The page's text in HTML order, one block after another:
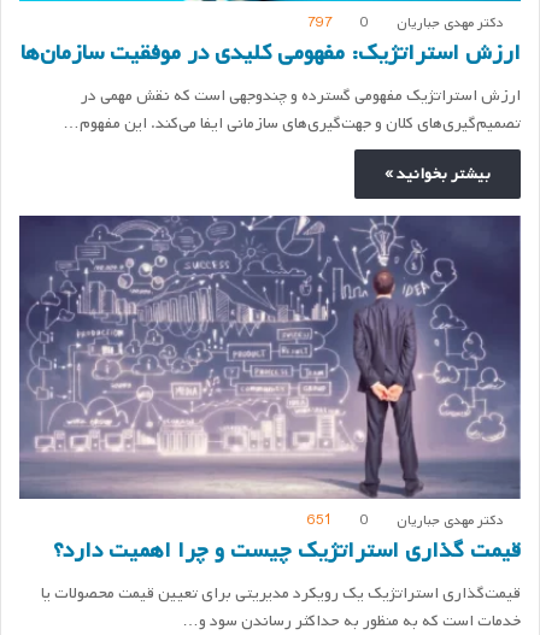
دکتر مهدی جباریان 0
797
ارزش استراتژیک: مفهومی کلیدی در موفقیت سازمان‌ها
ارزش استراتژیک مفهومی گسترده و چندوجهی است که نقش مهمی در
تصمیم‌گیری‌های کلان و جهت‌گیری‌های سازمانی ایفا می‌کند. این مفهوم…
بیشتر بخوانید »
دکتر مهدی جباریان 0
651
قیمت گذاری استراتژیک چیست و چرا اهمیت دارد؟
قیمت‌گذاری استراتژیک یک رویکرد مدیریتی برای تعیین قیمت محصولات یا
خدمات است که به منظور به حداکثر رساندن سود و…